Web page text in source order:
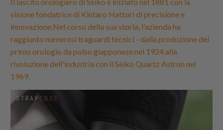
Il lascito orologiero di Seiko è iniziato nel 1881 con la
visione fondatrice di Kintaro Hattori di precisione e
innovazione.Nel corso della sua storia, l'azienda ha
raggiunto numerosi traguardi tecnici - dalla produzione del
primo orologio da polso giapponese nel 1924 alla
rivoluzione dell'industria con il Seiko Quartz Astron nel
1969.